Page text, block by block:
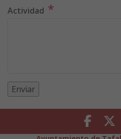
Actividad *
Facebook